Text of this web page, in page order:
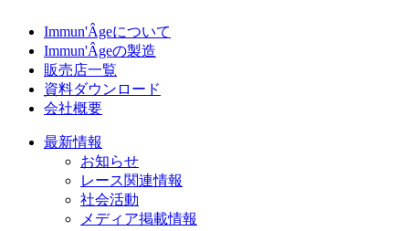
Immun'Âgeについて
Immun'Âgeの製造
販売店一覧
資料ダウンロード
会社概要
最新情報
お知らせ
レース関連情報
社会活動
メディア掲載情報